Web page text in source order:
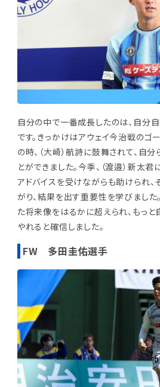
自分の中で一番成長したのは、自分
です。きっかけはアウェイ今治戦のゴ
の時、（大崎）航詩に鼓舞されて、自
とができました。今季、（渡邉）新太
アドバイスを受けながらも助けられ
がり、結果を出す重要性を学びまし
た将来像をはるかに超えられ、もっと
やれると確信しました。
FW 多田圭佑選手